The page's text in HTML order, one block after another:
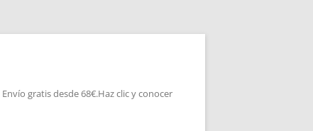
gratis desde 68€.Haz clic y conocer